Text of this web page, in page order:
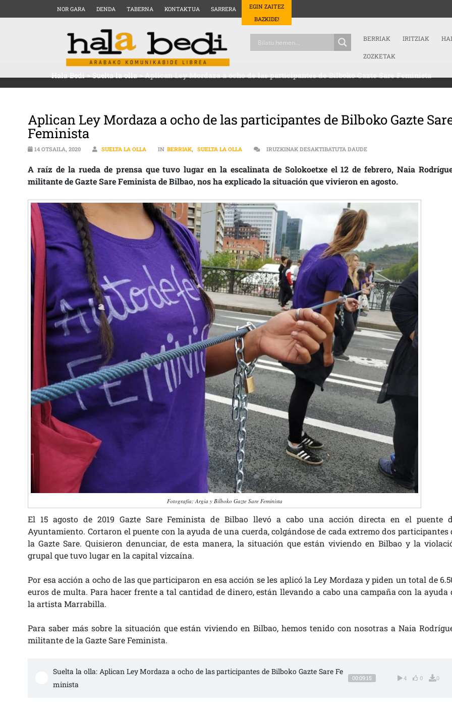
NOR GARA DENDA TABERNA KONTAKTUA SARRERA
EGIN ZAITEZ
BAZKIDE!
BERRIAK IRITZIAK
ZOZKETAK
Hala Bedi>Suelta la olla>Aplican Ley Mordaza a ocho de las participantes de Bilboko Gazte Sare Feminista
Aplican Ley Mordaza a ocho de las participantes de Bilboko Gazte
Feminista
14 OTSAILA, 2020 SUELTA LA OLLA IN BERRIAK, SUELTA LA OLLA IRUZKINAK DESAKTIBATUTA DAUDEAPLICAN LEY MORDAZA A
A raíz de la rueda de prensa que tuvo lugar en la escalinata de Solokoetxe el 12 de febrero, Naia
militante de Gazte Sare Feminista de Bilbao, nos ha explicado la situación que vivieron en agosto.
Fotografía: Argia y Bilboko Gazte Sare Feminista
El 15 agosto de 2019 Gazte Sare Feminista de Bilbao llevó a cabo una acción directa en el puente
Ayuntamiento. Cortaron el puente con la ayuda de una cuerda, colgándose de cada extremo dos participantes
la Gazte Sare. Quisieron denunciar, de esta manera, la situación que están viviendo en Bilbao y la
grupal que tuvo lugar en la capital vizcaína.
Por esa acción a ocho de las que participaron en esa acción se les aplicó la Ley Mordaza y piden un total de
euros de multa. Para hacer frente a tal cantidad de dinero, están llevando a cabo una campaña con la ayuda
la artista Marrabilla.
Para saber más sobre la situación que están viviendo en Bilbao, hemos tenido con nosotras a Naia
militante de la Gazte Sare Feminista.
Suelta la olla: Aplican Ley Mordaza a ocho de las participantes de Bilboko Gazte Sare Fe
minista
00:09:15 4 0 0